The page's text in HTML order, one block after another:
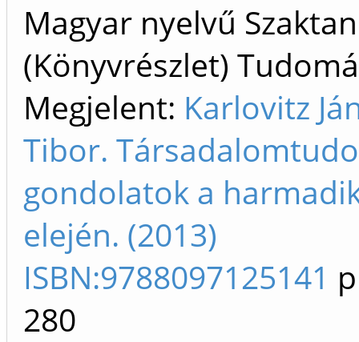
Magyar nyelvű
(Könyvrészlet)
Megjelent: Karlovitz
Tibor.
gondolatok a
elején. (2013)
ISBN:9788097125141
280